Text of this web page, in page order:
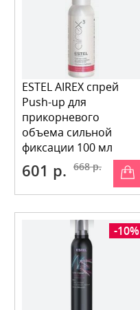
ESTEL AIREX спрей
Push-up для
прикорневого
объема сильной
фиксации 100 мл
601 р. 668 р.
-10%